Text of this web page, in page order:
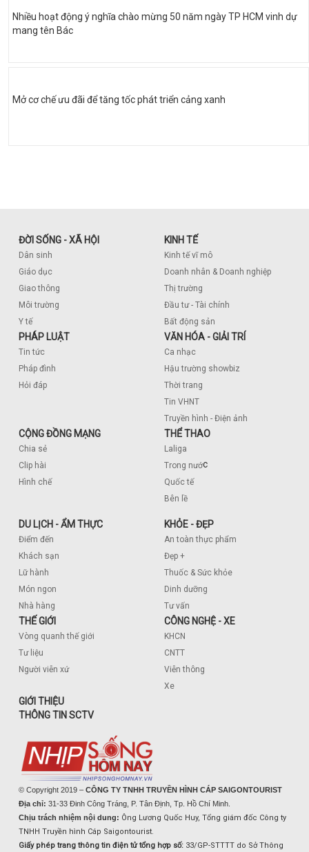
Nhiều hoạt động ý nghĩa chào mừng 50 năm ngày TP HCM vinh dự
mang tên Bác
Mở cơ chế ưu đãi để tăng tốc phát triển cảng xanh
ĐỜI SỐNG - XÃ HỘI
Dân sinh
Giáo dục
Giao thông
Môi trường
Y tế
KINH TẾ
Kinh tế vĩ mô
Doanh nhân & Doanh nghiệp
Thị trường
Đầu tư - Tài chính
Bất động sản
PHÁP LUẬT
Tin tức
Pháp đình
Hỏi đáp
VĂN HÓA - GIẢI TRÍ
Ca nhạc
Hậu trường showbiz
Thời trang
Tin VHNT
Truyền hình - Điện ảnh
CỘNG ĐỒNG MẠNG
Chia sẻ
Clip hài
Hình chế
THỂ THAO
Laliga
Trong nước
Quốc tế
Bên lề
DU LỊCH - ẨM THỰC
Điểm đến
Khách sạn
Lữ hành
Món ngon
Nhà hàng
KHỎE - ĐẸP
An toàn thực phẩm
Đẹp +
Thuốc & Sức khỏe
Dinh dưỡng
Tư vấn
THẾ GIỚI
Vòng quanh thế giới
Tư liệu
Người viễn xứ
CÔNG NGHỆ - XE
KHCN
CNTT
Viễn thông
Xe
GIỚI THIỆU
THÔNG TIN SCTV
© Copyright 2019 – CÔNG TY TNHH TRUYỀN HÌNH CÁP SAIGONTOURIST
Địa chỉ: 31-33 Đinh Công Tráng, P. Tân Định, Tp. Hồ Chí Minh.
Chịu trách nhiệm nội dung: Ông Lương Quốc Huy, Tổng giám đốc Công ty
TNHH Truyền hình Cáp Saigontourist.
Giấy phép trang thông tin điện tử tổng hợp số: 33/GP-STTTT do Sở Thông